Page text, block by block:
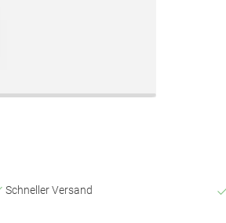
Schneller Versand